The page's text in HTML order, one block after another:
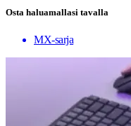
Osta haluamallasi tavalla
MX-sarja